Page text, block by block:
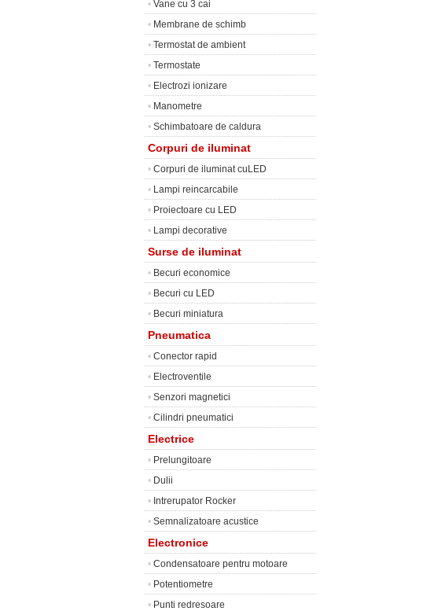
• Vane cu 3 cai
• Membrane de schimb
• Termostat de ambient
• Termostate
• Electrozi ionizare
• Manometre
• Schimbatoare de caldura
Corpuri de iluminat
• Corpuri de iluminat cuLED
• Lampi reincarcabile
• Proiectoare cu LED
• Lampi decorative
Surse de iluminat
• Becuri economice
• Becuri cu LED
• Becuri miniatura
Pneumatica
• Conector rapid
• Electroventile
• Senzori magnetici
• Cilindri pneumatici
Electrice
• Prelungitoare
• Dulii
• Intrerupator Rocker
• Semnalizatoare acustice
Electronice
• Condensatoare pentru motoare
• Potentiometre
• Punti redresoare